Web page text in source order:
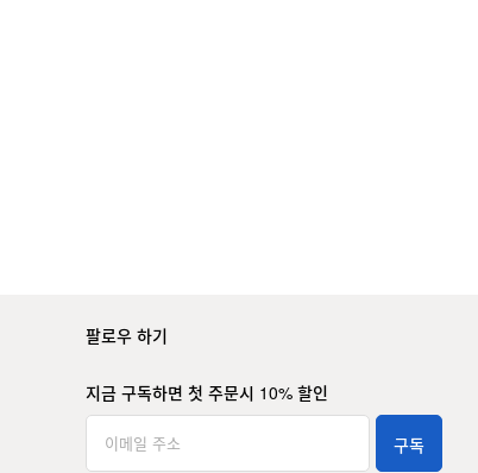
팔로우 하기
지금 구독하면 첫 주문시 10% 할인
구독